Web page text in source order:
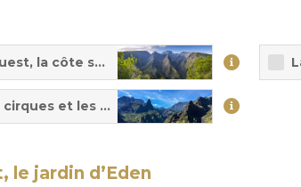
la côte sous le vent
cirques et les hauts
le jardin d’Eden